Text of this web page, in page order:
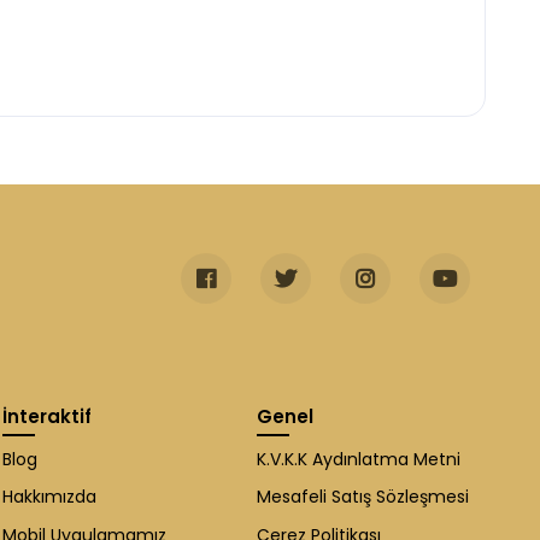
İnteraktif
Blog
Hakkımızda
Mobil Uygulamamız
Genel
K.V.K.K Aydınlatma Metni
Mesafeli Satış Sözleşmesi
Çerez Politikası